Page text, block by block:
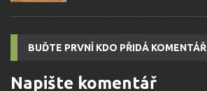
BUĎTE PRVNÍ KDO PŘIDÁ KOMENTÁŘ
Napište komentář